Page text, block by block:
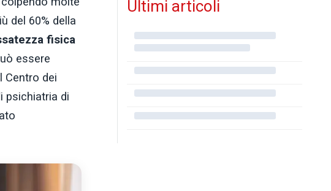
del 60% della
fisica
essere
Centro dei
psichiatria di
Ultimi articoli